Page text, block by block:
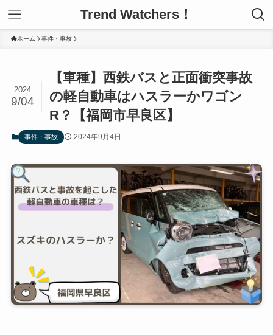
Trend Watchers！
ホーム 事件・事故
【車種】西鉄バスと正面衝突事故
の軽自動車はハスラーかワゴン
R？【福岡市早良区】
2024
9/04
事件・事故 2024年9月4日